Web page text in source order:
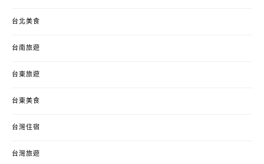
台北美食
台南旅遊
台東旅遊
台東美食
台灣住宿
台灣旅遊